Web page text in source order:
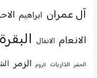
آل عمران ابراهيم
الانعام الانفال البقرة
الحشر الذاريات الروم الزمر